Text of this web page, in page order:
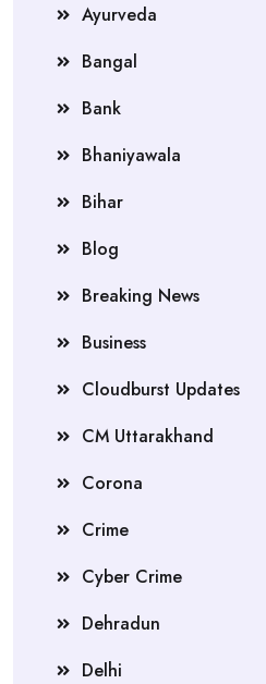
Ayurveda
Bangal
Bank
Bhaniyawala
Bihar
Blog
Breaking News
Business
Cloudburst Updates
CM Uttarakhand
Corona
Crime
Cyber Crime
Dehradun
Delhi